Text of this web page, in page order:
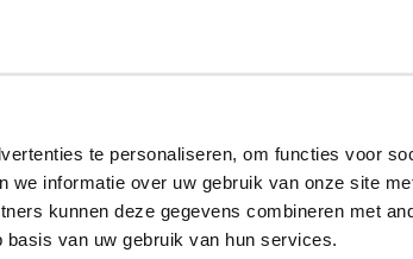
te personaliseren, om functies voor
we informatie over uw gebruik van onze site
kunnen deze gegevens combineren met
van uw gebruik van hun services.
hebben een uitneembaar en
voetbed.
makkelijk in de schoen door de ritssluiting.